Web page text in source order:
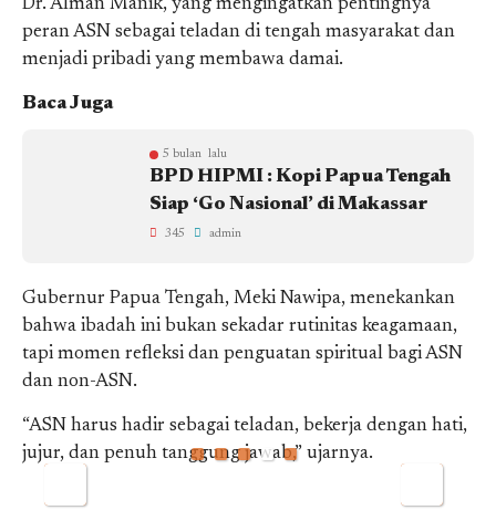
Dr. Alman Manik, yang mengingatkan pentingnya
peran ASN sebagai teladan di tengah masyarakat dan
menjadi pribadi yang membawa damai.
Baca Juga
5 bulan lalu
BPD HIPMI : Kopi Papua Tengah
Siap ‘Go Nasional’ di Makassar
345 admin
Gubernur Papua Tengah, Meki Nawipa, menekankan
bahwa ibadah ini bukan sekadar rutinitas keagamaan,
tapi momen refleksi dan penguatan spiritual bagi ASN
dan non-ASN.
“ASN harus hadir sebagai teladan, bekerja dengan hati,
jujur, dan penuh tanggung jawab,” ujarnya.